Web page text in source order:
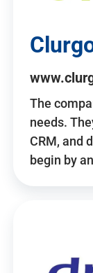
The
needs.
CRM, and
begin by